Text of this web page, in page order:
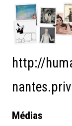
http://
Médias